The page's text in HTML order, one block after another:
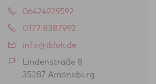
06424929592
0177 8387992
info@ibluk.de
Lindenstraße 8
35287 Amöneburg